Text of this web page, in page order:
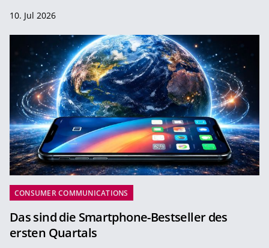
10. Jul 2026
CONSUMER COMMUNICATIONS
Das sind die Smartphone-Bestseller des
ersten Quartals